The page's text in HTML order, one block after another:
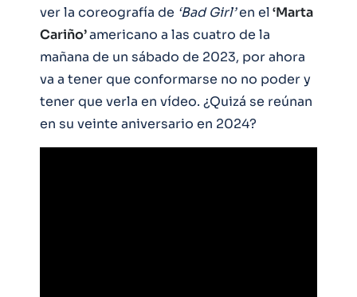
ver la coreografía de ‘Bad Girl’en el‘Marta
Cariño’americano a las cuatro de la
mañana de un sábado de 2023, por ahora
va a tener que conformarse no no poder y
tener que verla en vídeo. ¿Quizá se reúnan
en su veinte aniversario en 2024?